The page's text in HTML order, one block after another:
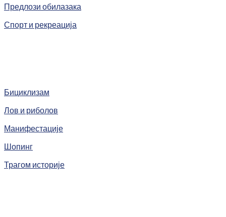
Предлози обилазака
Спорт и рекреација
Бициклизам
Лов и риболов
Манифестације
Шопинг
Трагом историје